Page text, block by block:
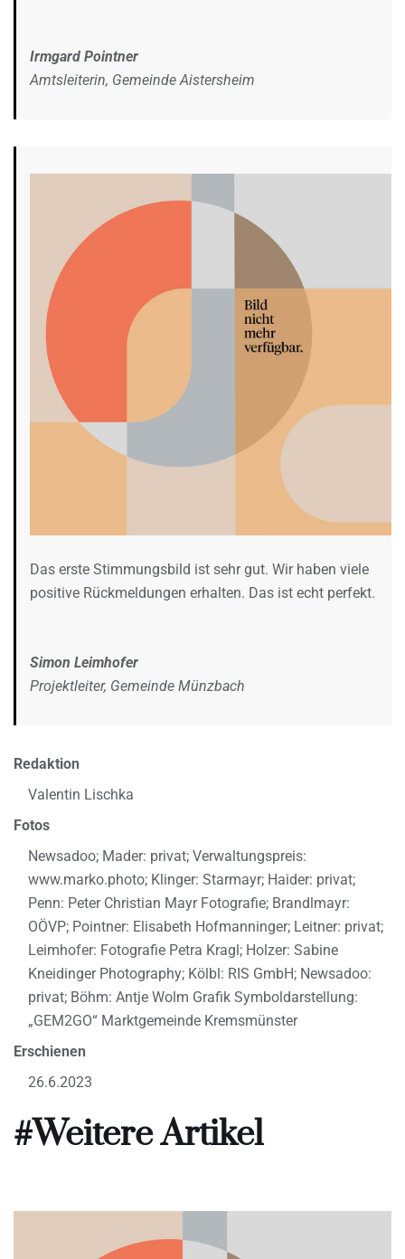
Irmgard Pointner
Amtsleiterin, Gemeinde Aistersheim
Das erste Stimmungsbild ist sehr gut. Wir haben viele
positive Rückmeldungen erhalten. Das ist echt perfekt.
Simon Leimhofer
Projektleiter, Gemeinde Münzbach
Redaktion
Valentin Lischka
Fotos
Newsadoo; Mader: privat; Verwaltungspreis:
www.marko.photo; Klinger: Starmayr; Haider: privat;
Penn: Peter Christian Mayr Fotografie; Brandlmayr:
OÖVP; Pointner: Elisabeth Hofmanninger; Leitner: privat;
Leimhofer: Fotografie Petra Kragl; Holzer: Sabine
Kneidinger Photography; Kölbl: RIS GmbH; Newsadoo:
privat; Böhm: Antje Wolm Grafik Symboldarstellung:
„GEM2GO“ Marktgemeinde Kremsmünster
Erschienen
26.6.2023
#Weitere Artikel